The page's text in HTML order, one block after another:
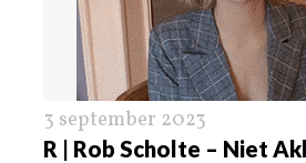
3 september 2023
R | Rob Scholte – Niet